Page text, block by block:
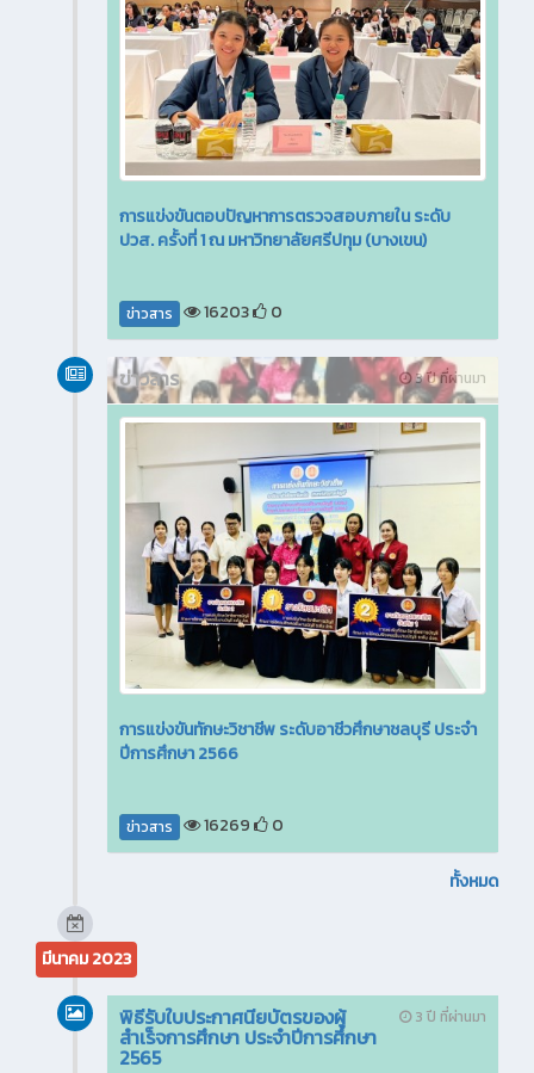
การแข่งขันตอบปัญหาการตรวจสอบภายใน ระดับ
ปวส. ครั้งที่ 1 ณ มหาวิทยาลัยศรีปทุม (บางเขน)
ข่าวสาร 16203 0
3 ปี ที่ผ่านมา
ข่าวสาร
การแข่งขันทักษะวิชาชีพ ระดับอาชีวศึกษาชลบุรี ประจำ
ปีการศึกษา 2566
ข่าวสาร 16269 0
ทั้งหมด
มีนาคม 2023
3 ปี ที่ผ่านมา
พิธีรับใบประกาศนียบัตรของผู้
สำเร็จการศึกษา ประจำปีการศึกษา
2565